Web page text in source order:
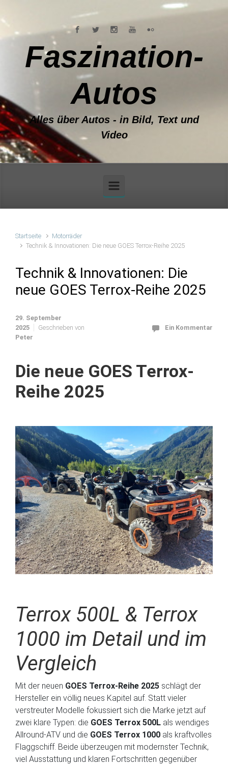
Zum Hauptinhalt springen
Faszination-
Autos
Alles über Autos - in Bild, Text und
Video
Startseite
Motorräder
Technik & Innovationen: Die neue GOES Terrox-Reihe 2025
Technik & Innovationen: Die
neue GOES Terrox-Reihe 2025
29. September
2025
Geschrieben von
Peter
Ein Kommentar
Die neue GOES Terrox-
Reihe 2025
Terrox 500L & Terrox
1000 im Detail und im
Vergleich
Mit der neuen GOES Terrox-Reihe 2025 schlägt der
Hersteller ein völlig neues Kapitel auf. Statt vieler
verstreuter Modelle fokussiert sich die Marke jetzt auf
zwei klare Typen: die GOES Terrox 500L als wendiges
Allround-ATV und die GOES Terrox 1000 als kraftvolles
Flaggschiff. Beide überzeugen mit modernster Technik,
viel Ausstattung und klaren Fortschritten gegenüber